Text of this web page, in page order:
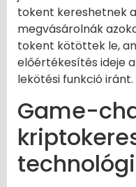
tokent kereshetnek
megvásárolnák
tokent kötöttek le,
előértékesítés ideje
lekötési funkció iránt.
Game-